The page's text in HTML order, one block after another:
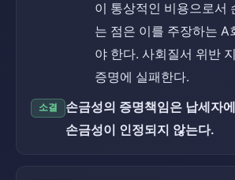
이 통상적인 비용으로서
는 점은 이를 주장하는 A
야 한다. 사회질서 위반
증명에 실패한다.
소결
손금성의 증명책임은 납세자
손금성이 인정되지 않는다.